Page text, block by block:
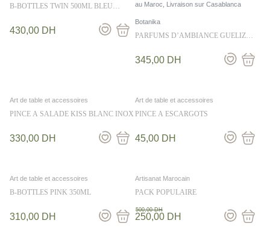
B-BOTTLES TWIN 500ML BLEU
430,00 DH
au Maroc, Livraison sur Casablanca
Botanika
PARFUMS D’AMBIANCE GUELIZ
345,00 DH
Art de table et accessoires
PINCE A SALADE KISS BLANC INOX
330,00 DH
Art de table et accessoires
PINCE A ESCARGOTS
45,00 DH
Art de table et accessoires
B-BOTTLES PINK 350ML
310,00 DH
Artisanat Marocain
PACK POPULAIRE
250,00 DH
500,00DH